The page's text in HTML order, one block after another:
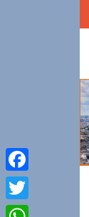
Facebook
Twitter